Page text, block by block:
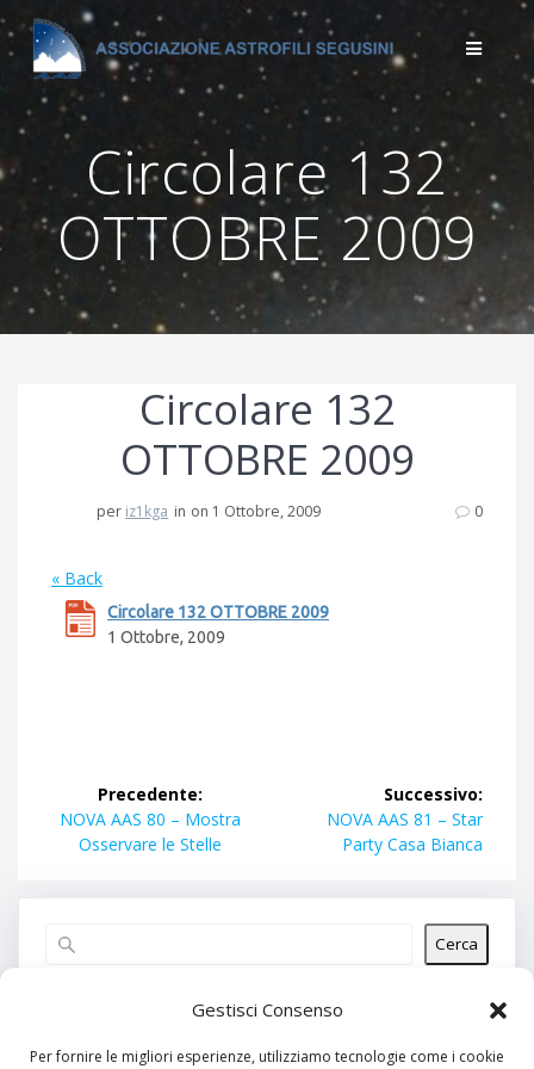
Gestisci Consenso
Per fornire le migliori esperienze, utilizziamo tecnologie come i cookie
Salta
al
contenuto
Circolare 132
OTTOBRE 2009
Circolare 132
OTTOBRE 2009
per iz1kga in on 1 Ottobre, 2009 0
« Back
Circolare 132 OTTOBRE 2009
1 Ottobre, 2009
Navigazione
articoli
Precedente:
Articolo
precedente:
NOVA AAS 80 – Mostra
Osservare le Stelle
Successivo:
Articolo
successivo:
NOVA AAS 81 – Star
Party Casa Bianca
Cerca
Articoli recenti